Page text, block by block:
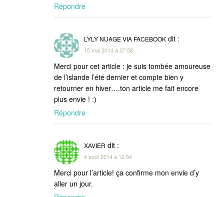
Répondre
LYLY NUAGE VIA FACEBOOK dit :
15 mai 2014 à 07:58
Merci pour cet article : je suis tombée amoureuse
de l’islande l’été dernier et compte bien y
retourner en hiver….ton article me fait encore
plus envie ! :)
Répondre
XAVIER dit :
4 août 2014 à 12:54
Merci pour l’article! ça confirme mon envie d’y
aller un jour.